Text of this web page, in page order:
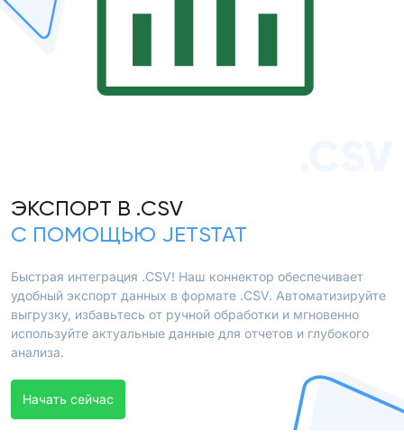
ЭКСПОРТ В .CSV
С ПОМОЩЬЮ JETSTAT
Быстрая интеграция .CSV! Наш коннектор обеспечивает
удобный экспорт данных в формате .CSV. Автоматизируйте
выгрузку, избавьтесь от ручной обработки и мгновенно
используйте актуальные данные для отчетов и глубокого
анализа.
Начать сейчас